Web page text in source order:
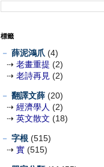
標籤
－ 薛泥鴻爪 (4)
⇢ 老畫重提 (2)
⇢ 老詩再見 (2)
－ 翻譯文薛 (20)
⇢ 經濟學人 (2)
⇢ 英文散文 (18)
－ 字根 (515)
⇢ 實 (515)